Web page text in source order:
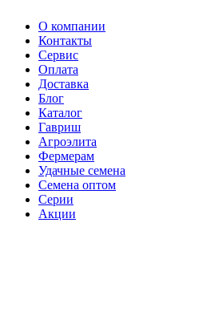
О компании
Контакты
Сервис
Оплата
Доставка
Блог
Каталог
Гавриш
Агроэлита
Фермерам
Удачные семена
Семена оптом
Серии
Акции